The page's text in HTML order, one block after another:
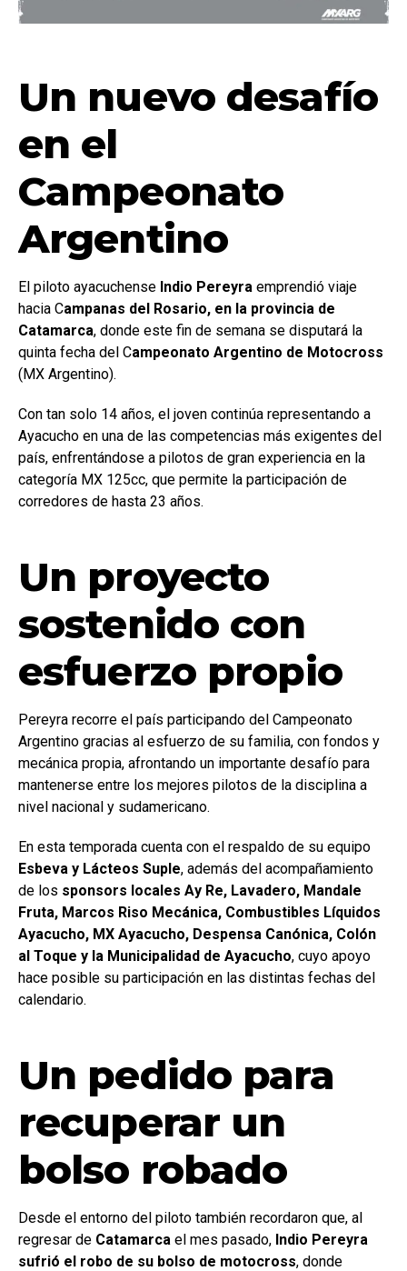
Un nuevo desafío
en el
Campeonato
Argentino
El piloto ayacuchense Indio Pereyra emprendió viaje
hacia Campanas del Rosario, en la provincia de
Catamarca, donde este fin de semana se disputará la
quinta fecha del Campeonato Argentino de Motocross
(MX Argentino).
Con tan solo 14 años, el joven continúa representando a
Ayacucho en una de las competencias más exigentes del
país, enfrentándose a pilotos de gran experiencia en la
categoría MX 125cc, que permite la participación de
corredores de hasta 23 años.
Un proyecto
sostenido con
esfuerzo propio
Pereyra recorre el país participando del Campeonato
Argentino gracias al esfuerzo de su familia, con fondos y
mecánica propia, afrontando un importante desafío para
mantenerse entre los mejores pilotos de la disciplina a
nivel nacional y sudamericano.
En esta temporada cuenta con el respaldo de su equipo
Esbeva y Lácteos Suple, además del acompañamiento
de los sponsors locales Ay Re, Lavadero, Mandale
Fruta, Marcos Riso Mecánica, Combustibles Líquidos
Ayacucho, MX Ayacucho, Despensa Canónica, Colón
al Toque y la Municipalidad de Ayacucho, cuyo apoyo
hace posible su participación en las distintas fechas del
calendario.
Un pedido para
recuperar un
bolso robado
Desde el entorno del piloto también recordaron que, al
regresar de Catamarca el mes pasado, Indio Pereyra
sufrió el robo de su bolso de motocross, donde